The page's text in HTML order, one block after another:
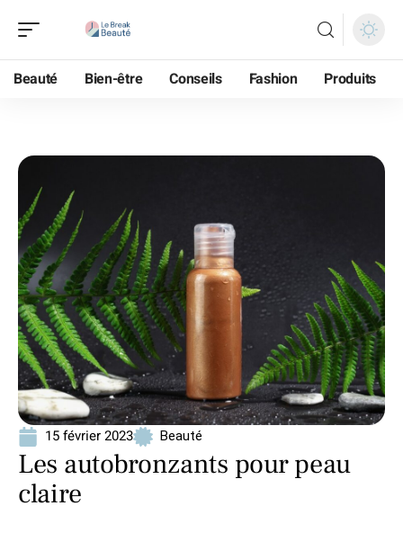
Beauté Bien-être Conseils Fashion Produits
15 février 2023 Beauté
Les autobronzants pour peau
claire